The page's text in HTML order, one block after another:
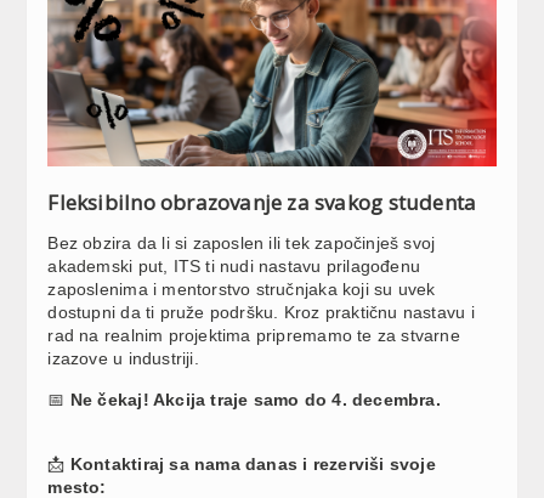
Fleksibilno obrazovanje za svakog studenta
Bez obzira da li si zaposlen ili tek započinješ svoj
akademski put, ITS ti nudi nastavu prilagođenu
zaposlenima i mentorstvo stručnjaka koji su uvek
dostupni da ti pruže podršku. Kroz praktičnu nastavu i
rad na realnim projektima pripremamo te za stvarne
izazove u industriji.
📅 Ne čekaj! Akcija traje samo do 4. decembra.
📩 Kontaktiraj sa nama danas i rezerviši svoje
mesto: